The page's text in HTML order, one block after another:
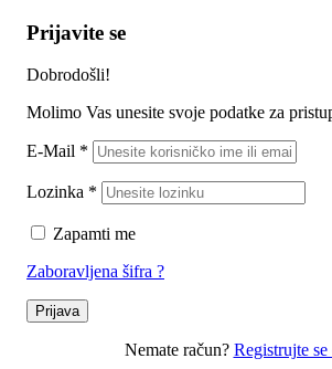
Prijavite se
Dobrodošli!
Molimo Vas unesite svoje podatke za
E-Mail *
Lozinka *
Zapamti me
Zaboravljena šifra ?
Prijava
Nemate račun? Registrujte